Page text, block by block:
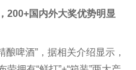
200+国内外大奖优势明显
啤酒”，据相关介绍显示，